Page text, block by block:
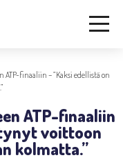
finaaliin – ”Kaksi edellistä on
ATP-finaaliin
voittoon
kolmatta.”